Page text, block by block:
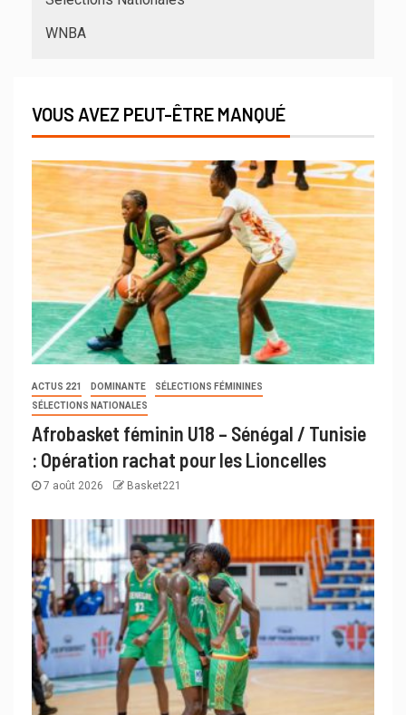
WNBA
VOUS AVEZ PEUT-ÊTRE MANQUÉ
ACTUS 221 DOMINANTE
SÉLECTIONS FÉMININES
SÉLECTIONS NATIONALES
Afrobasket féminin U18 – Sénégal / Tunisie
: Opération rachat pour les Lioncelles
7 août 2026 Basket221